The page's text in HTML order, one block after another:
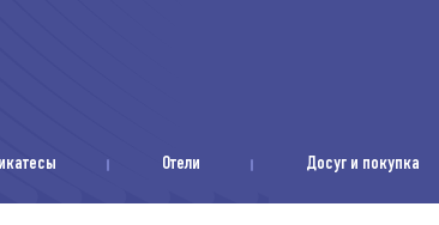
Отели Досуг и покупка